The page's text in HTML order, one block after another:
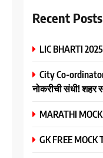
Recent Posts
LIC BHARTI
City Co-
नोकरीची संधी! शहर
MARATHI
GK FREE MOCK